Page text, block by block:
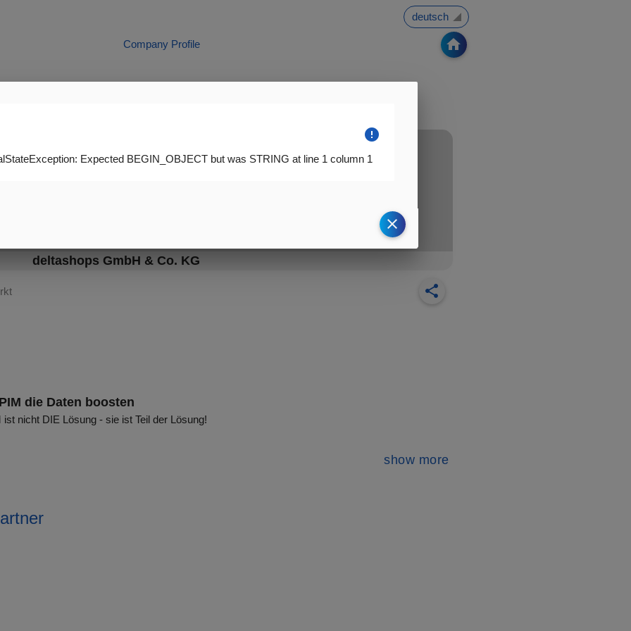
▼
Company Profile home
deltashops GmbH & Co. KG
share
die Daten boosten
ist nicht DIE Lösung - sie ist Teil der Lösung!
show more
error
Expected BEGIN_OBJECT but was STRING at line 1 column 1
clear